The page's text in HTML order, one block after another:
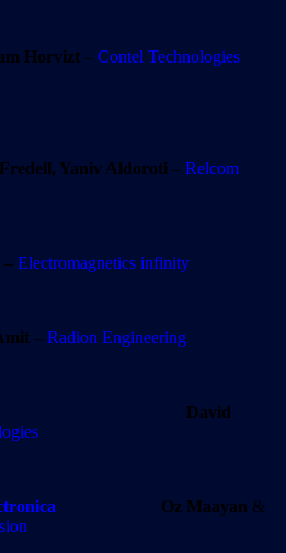
– Contel Technologies
Yaniv Aldoroti – Relcom
– Electromagnetics infinity
– Radion Engineering
David
Oz Maayan &